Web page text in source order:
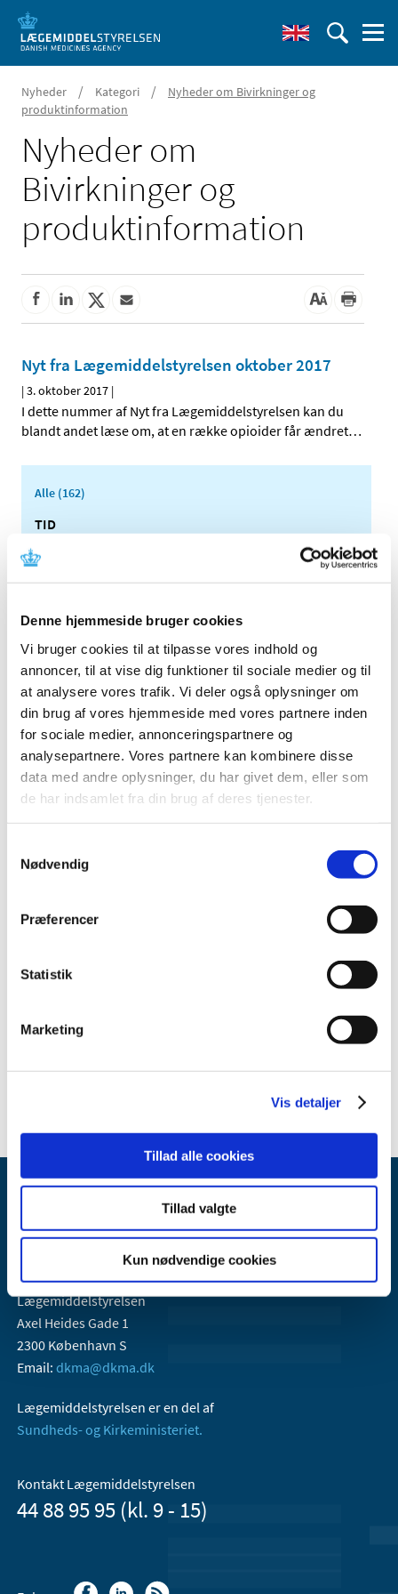
Denne hjemmeside bruger cookies
Vi bruger cookies til at tilpasse vores indhold og
annoncer, til at vise dig funktioner til sociale medier og til
at analysere vores trafik. Vi deler også oplysninger om
din brug af vores hjemmeside med vores partnere inden
for sociale medier, annonceringspartnere og
analysepartnere. Vores partnere kan kombinere disse
data med andre oplysninger, du har givet dem, eller som
de har indsamlet fra din brug af deres tjenester.
Nødvendig
Præferencer
Statistik
Marketing
Vis detaljer
Tillad alle cookies
Tillad valgte
Kun nødvendige cookies
Nyheder / Kategori /
Nyheder om Bivirkninger og
produktinformation
Nyheder om
Bivirkninger og
produktinformation
Nyt fra Lægemiddelstyrelsen oktober 2017
|3. oktober 2017 |
I dette nummer af Nyt fra Lægemiddelstyrelsen kan du
blandt andet læse om, at en række opioider får ændret…
Alle (162)
TID
2026 (5)
2023 (7)
2022 (2)
2021 (15)
2020 (32)
2019 (12)
2018 (25)
2017 (24)
december (2)
oktober (1)
august (4)
juni (1)
marts (1)
januar (1)
Lægemiddelstyrelsen
Axel Heides Gade 1
2300 København S
Email: dkma@dkma.dk
Lægemiddelstyrelsen er en del af
Sundheds- og Kirkeministeriet.
Kontakt Lægemiddelstyrelsen
44 88 95 95 (kl. 9 - 15)